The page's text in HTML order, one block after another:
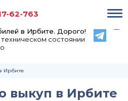
в Ирбите. Дорого!
состоянии
62-763
Ирбите
выкуп в Ирбите